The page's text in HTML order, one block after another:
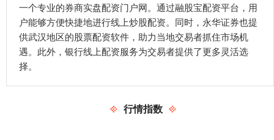
一个专业的券商实盘配资门户网。通过融股宝配资平台，用
户能够方便快捷地进行线上炒股配资。同时，永华证券也提
供武汉地区的股票配资软件，助力当地交易者抓住市场机
遇。此外，银行线上配资服务为交易者提供了更多灵活选
择。
行情指数